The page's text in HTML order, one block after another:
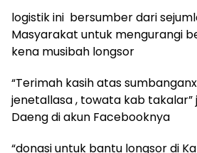
logistik ini bersumber dari
Masyarakat untuk mengurangi
kena musibah longsor
“Terimah kasih atas
jenetallasa , towata kab takalar”
Daeng di akun Facebooknya
“donasi untuk bantu longsor di